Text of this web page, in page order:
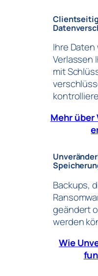
Ihre
Verlassen
mit
Mehr
Backups,
geändert
werden
Wie